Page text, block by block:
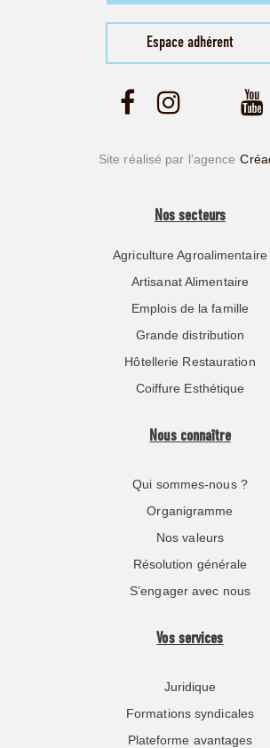
Espace adhérent
Site réalisé par l’agence
Nos secteurs
Agriculture Agroalimentaire
Artisanat Alimentaire
Emplois de la famille
Grande distribution
Hôtellerie Restauration
Coiffure Esthétique
Nous connaître
Qui sommes-nous ?
Organigramme
Nos valeurs
Résolution générale
S’engager avec nous
Vos services
Juridique
Formations syndicales
Plateforme avantages